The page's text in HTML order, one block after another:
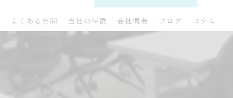
よくある質問 当社の特徴 会社概要 ブログ コラム